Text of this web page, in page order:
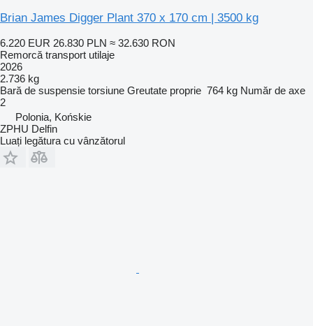
Brian James Digger Plant 370 x 170 cm | 3500 kg
6.220 EUR 26.830 PLN ≈ 32.630 RON
Remorcă transport utilaje
2026
2.736 kg
Bară de suspensie torsiune Greutate proprie 764 kg Număr de axe
2
Polonia, Końskie
ZPHU Delfin
Luați legătura cu vânzătorul